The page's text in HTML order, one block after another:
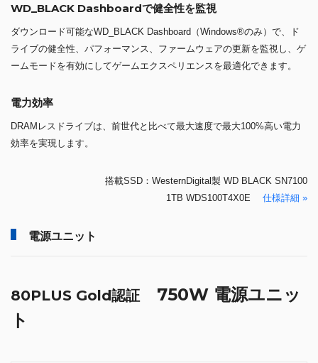
WD_BLACK Dashboardで健全性を監視
ダウンロード可能なWD_BLACK Dashboard（Windows®のみ）で、ド
ライブの健全性、パフォーマンス、ファームウェアの更新を監視し、ゲ
ームモードを有効にしてゲームエクスペリエンスを最適化できます。
電力効率
DRAMレスドライブは、前世代と比べて最大速度で最大100%高い電力
効率を実現します。
搭載SSD：WesternDigital製 WD BLACK SN7100
1TB WDS100T4X0E 仕様詳細 »
電源ユニット
80PLUS Gold認証 750W 電源ユニッ
ト